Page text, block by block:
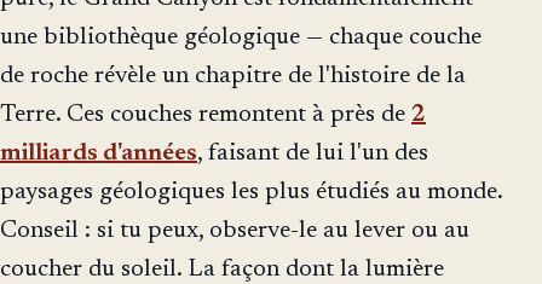
une bibliothèque géologique — chaque couche
de roche révèle un chapitre de l'histoire de la
Terre. Ces couches remontent à près de 2
milliards d'années, faisant de lui l'un des
paysages géologiques les plus étudiés au monde.
Conseil : si tu peux, observe-le au lever ou au
coucher du soleil. La façon dont la lumière